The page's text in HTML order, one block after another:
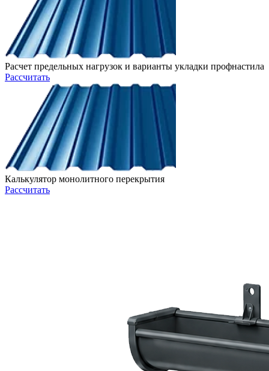
Расчет предельных нагрузок и варианты укладки профнастила
Рассчитать
Калькулятор монолитного перекрытия
Рассчитать